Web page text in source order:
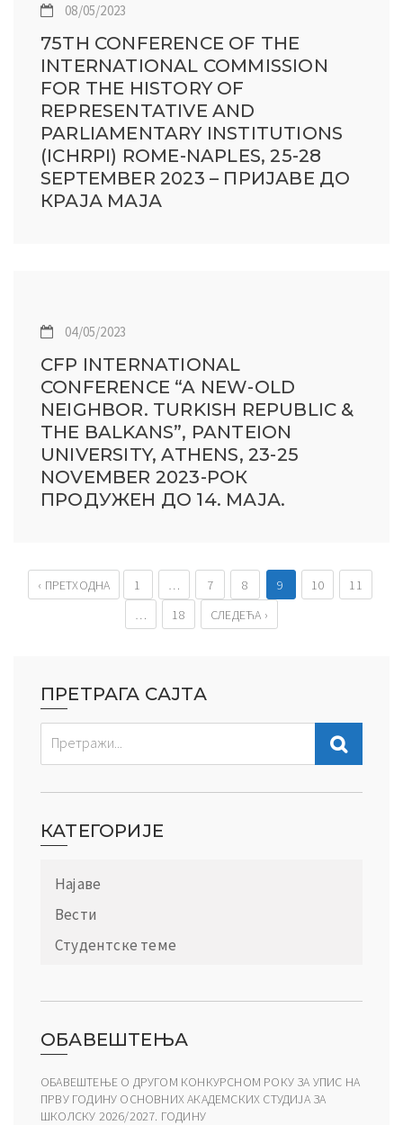
08/05/2023
75TH CONFERENCE OF THE
INTERNATIONAL COMMISSION
FOR THE HISTORY OF
REPRESENTATIVE AND
PARLIAMENTARY INSTITUTIONS
(ICHRPI) ROME-NAPLES, 25-28
SEPTEMBER 2023 – ПРИЈАВЕ ДО
КРАЈА МАЈА
04/05/2023
CFP INTERNATIONAL
CONFERENCE “A NEW-OLD
NEIGHBOR. TURKISH REPUBLIC &
THE BALKANS”, PANTEION
UNIVERSITY, ATHENS, 23-25
NOVEMBER 2023-РОК
ПРОДУЖЕН ДО 14. МАЈА.
‹ ПРЕТХОДНА 1 … 7 8 9 10
11
…
18 СЛЕДЕЋА ›
ПРЕТРАГА САЈТА
КАТЕГОРИЈЕ
Најаве
Вести
Студентске теме
ОБАВЕШТЕЊА
ОБАВЕШТЕЊЕ О ДРУГОМ КОНКУРСНОМ РОКУ ЗА УПИС НА
ПРВУ ГОДИНУ ОСНОВНИХ АКАДЕМСКИХ СТУДИЈА ЗА
ШКОЛСКУ 2026/2027. ГОДИНУ